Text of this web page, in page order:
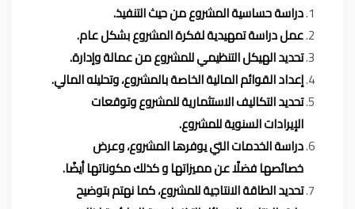
دراسة حساسية المشروع من حيث التنفيذ.
عمل دراسة تمهيدية لفكرة المشروع بشكل عام.
تحديد الهيكل التنظيمي للمشروع من عمالة وإدارة.
إعداد القوائم المالية الخاصة بالمشروع، وتحليله المالي.
تحديد التكاليف الاستثمارية للمشروع وتوقعات
الإيرادات السنوية للمشروع.
دراسة الخدمات التي يوفرها المشروع، وعرض
خصائصها فضلًا عن مميزاتها و كذلك مكوناتها أيضًا.
تحديد الطاقة الانتاجية للمشروع، كما نهتم بتوضيح